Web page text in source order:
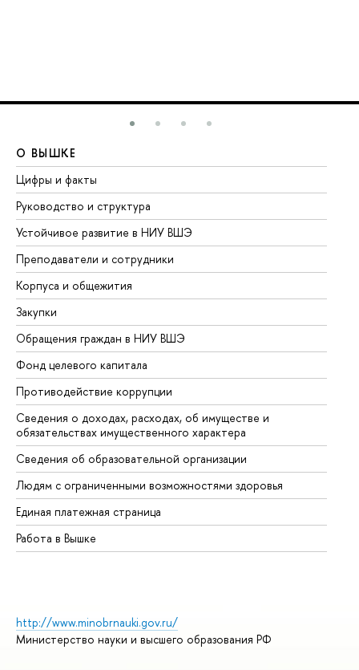
О ВЫШКЕ
Цифры и факты
Руководство и структура
Устойчивое развитие в НИУ ВШЭ
Преподаватели и сотрудники
Корпуса и общежития
Закупки
Обращения граждан в НИУ ВШЭ
Фонд целевого капитала
Противодействие коррупции
Сведения о доходах, расходах, об имуществе и
обязательствах имущественного характера
Сведения об образовательной организации
Людям с ограниченными возможностями здоровья
Единая платежная страница
Работа в Вышке
http://www.minobrnauki.gov.ru/
Министерство науки и высшего образования РФ